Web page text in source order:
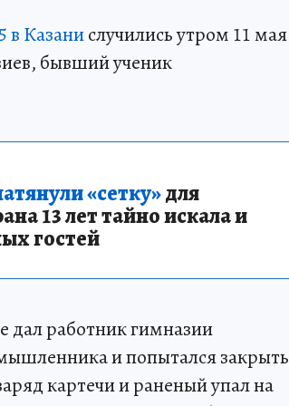
в Казанислучились утром 11 мая
бывший ученик
«сетку»для
13 лет тайно искала и
гостей
дал работник гимназии
и попытался закрыть
картечи и раненый упал на